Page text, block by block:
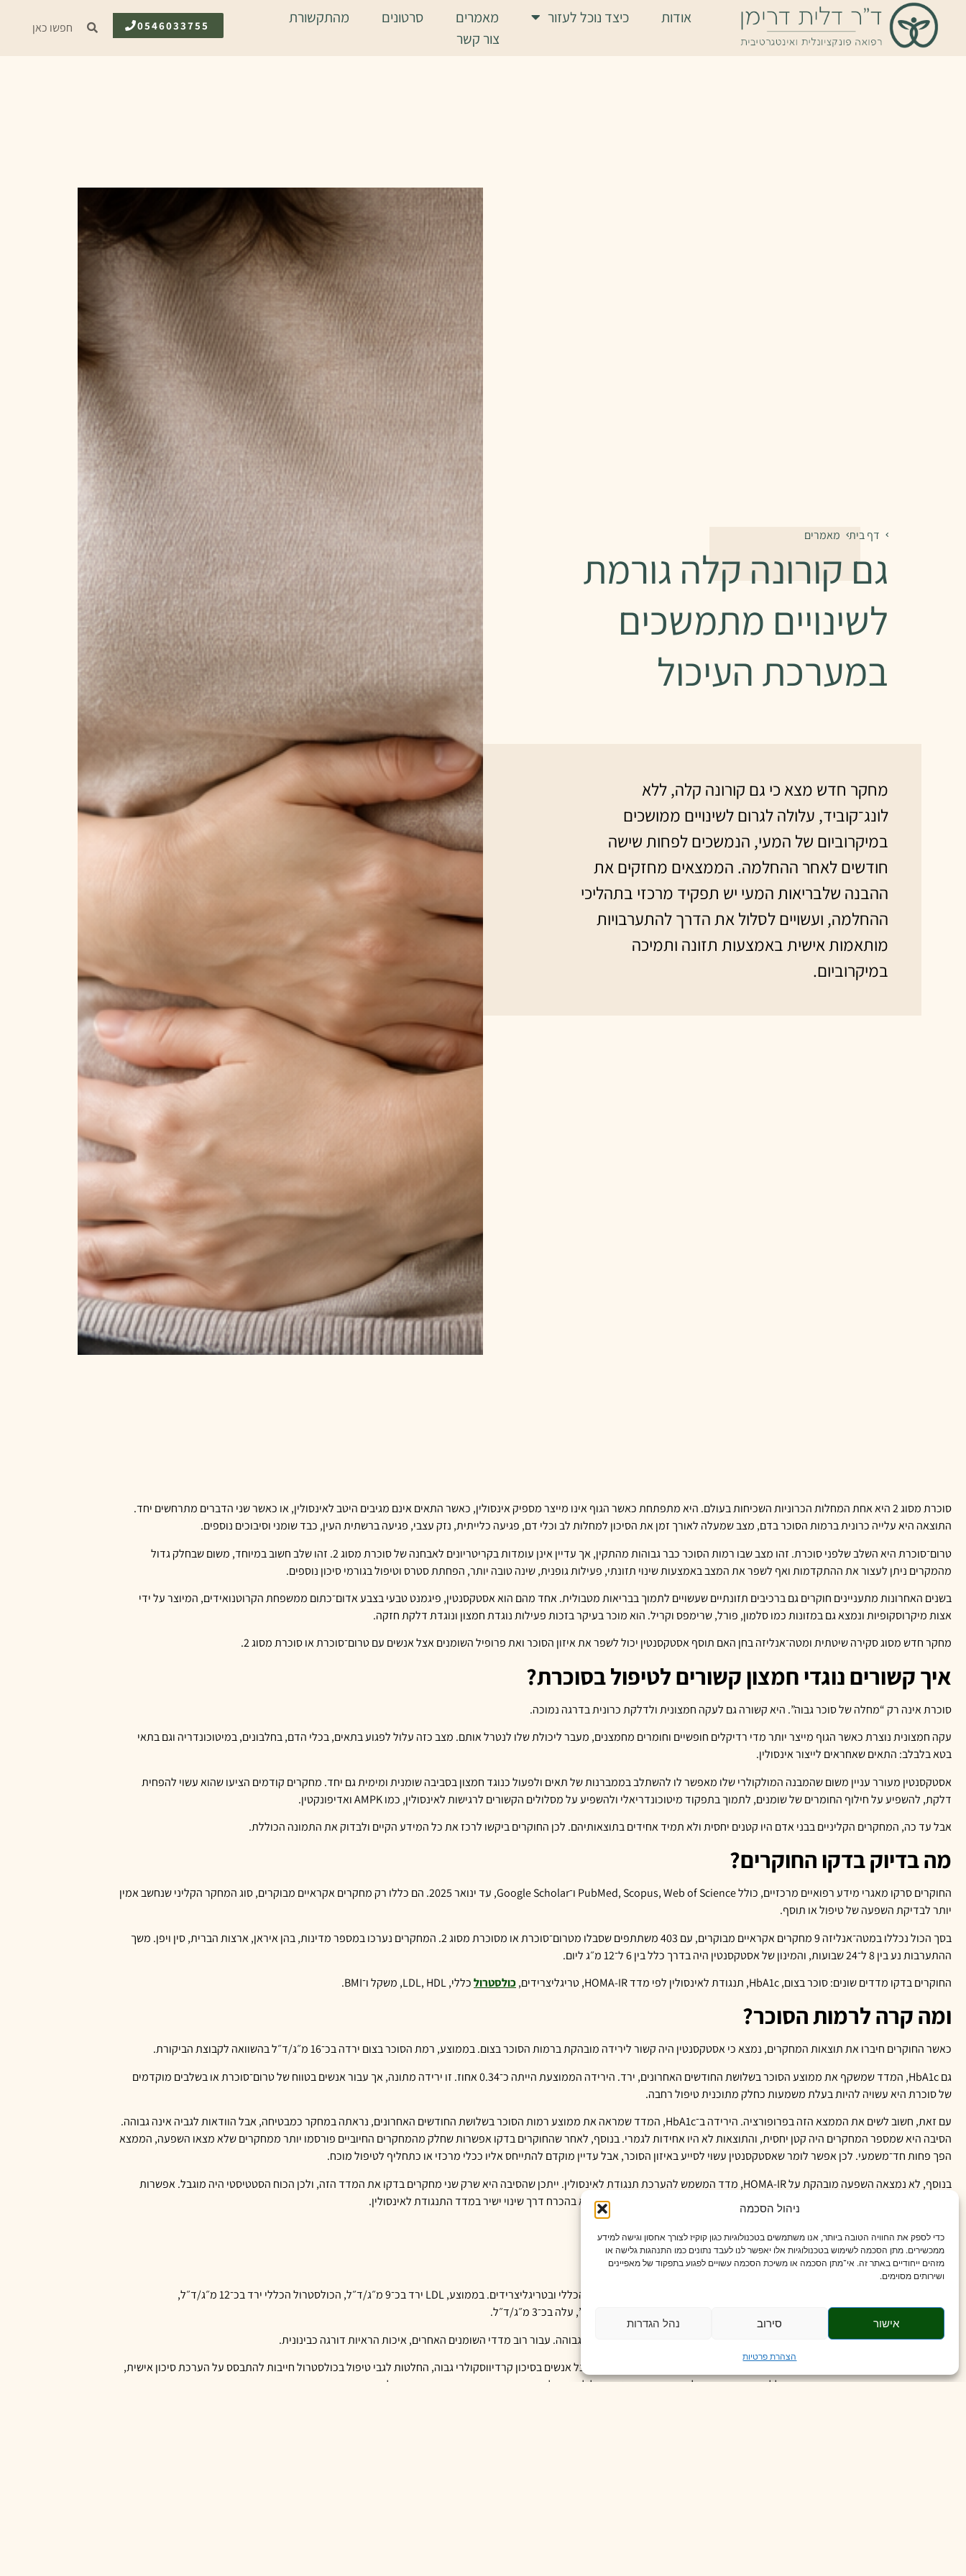
ניהול הסכמה
כדי לספק את החוויה הטובה ביותר, אנו משתמשים בטכנולוגיות כגון קוקיז לצורך אחסון וגישה למידע
ממכשירים. מתן הסכמה לשימוש בטכנולוגיות אלו יאפשר לנו לעבד נתונים כמו התנהגות גלישה או
מזהים ייחודיים באתר זה. אי־מתן הסכמה או משיכת הסכמה עשויים לפגוע בתפקוד של מאפיינים
ושירותים מסוימים.
אישור סירוב נהל הגדרות
הצהרת פרטיות
אודות כיצד נוכל לעזור מאמרים סרטונים
מהתקשורת
צור קשר
0546033755
דף בית מאמרים
גם קורונה קלה גורמת
לשינויים מתמשכים
במערכת העיכול
מחקר חדש מצא כי גם קורונה קלה, ללא
לונג־קוביד, עלולה לגרום לשינויים ממושכים
במיקרוביום של המעי, הנמשכים לפחות שישה
חודשים לאחר ההחלמה. הממצאים מחזקים את
ההבנה שלבריאות המעי יש תפקיד מרכזי בתהליכי
ההחלמה, ועשויים לסלול את הדרך להתערבויות
מותאמות אישית באמצעות תזונה ותמיכה
במיקרוביום.
סוכרת מסוג 2 היא אחת המחלות הכרוניות השכיחות בעולם. היא מתפתחת כאשר הגוף אינו מייצר מספיק אינסולין, כאשר התאים אינם מגיבים היטב לאינסולין, או כאשר שני הדברים מתרחשים יחד.
התוצאה היא עלייה כרונית ברמות הסוכר בדם, מצב שמעלה לאורך זמן את הסיכון למחלות לב וכלי דם, פגיעה כלייתית, נזק עצבי, פגיעה ברשתית העין, כבד שומני וסיבוכים נוספים.
טרום־סוכרת היא השלב שלפני סוכרת. זהו מצב שבו רמות הסוכר כבר גבוהות מהתקין, אך עדיין אינן עומדות בקריטריונים לאבחנה של סוכרת מסוג 2. זהו שלב חשוב במיוחד, משום שבחלק גדול
מהמקרים ניתן לעצור את ההתקדמות ואף לשפר את המצב באמצעות שינוי תזונתי, פעילות גופנית, שינה טובה יותר, הפחתת סטרס וטיפול בגורמי סיכון נוספים.
בשנים האחרונות מתעניינים חוקרים גם ברכיבים תזונתיים שעשויים לתמוך בבריאות מטבולית. אחד מהם הוא אסטקסנטין, פיגמנט טבעי בצבע אדום־כתום ממשפחת הקרוטנואידים, המיוצר על ידי
אצות מיקרוסקופיות ונמצא גם במזונות כמו סלמון, פורל, שרימפס וקריל. הוא מוכר בעיקר בזכות פעילות נוגדת חמצון ונוגדת דלקת חזקה.
מחקר חדש מסוג סקירה שיטתית ומטה־אנליזה בחן האם תוסף אסטקסנטין יכול לשפר את איזון הסוכר ואת פרופיל השומנים אצל אנשים עם טרום־סוכרת או סוכרת מסוג 2.
איך קשורים נוגדי חמצון קשורים לטיפול בסוכרת?
סוכרת אינה רק “מחלה של סוכר גבוה”. היא קשורה גם לעקה חמצונית ולדלקת כרונית בדרגה נמוכה.
עקה חמצונית נוצרת כאשר הגוף מייצר יותר מדי רדיקלים חופשיים וחומרים מחמצנים, מעבר ליכולת שלו לנטרל אותם. מצב כזה עלול לפגוע בתאים, בכלי הדם, בחלבונים, במיטוכונדריה וגם בתאי
בטא בלבלב: התאים שאחראים לייצור אינסולין.
אסטקסנטין מעורר עניין משום שהמבנה המולקולרי שלו מאפשר לו להשתלב בממברנות של תאים ולפעול כנוגד חמצון בסביבה שומנית ומימית גם יחד. מחקרים קודמים הציעו שהוא עשוי להפחית
דלקת, להשפיע על חילוף החומרים של שומנים, לתמוך בתפקוד מיטוכונדריאלי ולהשפיע על מסלולים הקשורים לרגישות לאינסולין, כמו AMPK ואדיפונקטין.
אבל עד כה, המחקרים הקליניים בבני אדם היו קטנים יחסית ולא תמיד אחידים בתוצאותיהם. לכן החוקרים ביקשו לרכז את כל המידע הקיים ולבדוק את התמונה הכוללת.
מה בדיוק בדקו החוקרים?
החוקרים סרקו מאגרי מידע רפואיים מרכזיים, כולל PubMed, Scopus, Web of Science ו־Google Scholar, עד ינואר 2025. הם כללו רק מחקרים אקראיים מבוקרים, סוג המחקר הקליני שנחשב אמין
יותר לבדיקת השפעה של טיפול או תוסף.
בסך הכול נכללו במטה־אנליזה 9 מחקרים אקראיים מבוקרים, עם 403 משתתפים שסבלו מטרום־סוכרת או מסוכרת מסוג 2. המחקרים נערכו במספר מדינות, בהן איראן, ארצות הברית, סין ויפן. משך
ההתערבות נע בין 8 ל־24 שבועות, והמינון של אסטקסנטין היה בדרך כלל בין 6 ל־12 מ״ג ליום.
החוקרים בדקו מדדים שונים: סוכר בצום, HbA1c, תנגודת לאינסולין לפי מדד HOMA-IR, טריגליצרידים,
כולסטרולכללי, LDL, HDL, משקל ו־BMI.
ומה קרה לרמות הסוכר?
כאשר החוקרים חיברו את תוצאות המחקרים, נמצא כי אסטקסנטין היה קשור לירידה מובהקת ברמות הסוכר בצום. בממוצע, רמת הסוכר בצום ירדה בכ־16 מ״ג/ד״ל בהשוואה לקבוצת הביקורת.
גם HbA1c, המדד שמשקף את ממוצע הסוכר בשלושת החודשים האחרונים, ירד. הירידה הממוצעת הייתה כ־0.34 אחוז. זו ירידה מתונה, אך עבור אנשים בטווח של טרום־סוכרת או בשלבים מוקדמים
של סוכרת היא עשויה להיות בעלת משמעות כחלק מתוכנית טיפול רחבה.
עם זאת, חשוב לשים את הממצא הזה בפרופורציה. הירידה ב־HbA1c, המדד שמראה את ממוצע רמות הסוכר בשלושת החודשים האחרונים, נראתה במחקר כמבטיחה, אבל הוודאות לגביה אינה גבוהה.
הסיבה היא שמספר המחקרים היה קטן יחסית, והתוצאות לא היו אחידות לגמרי. בנוסף, לאחר שהחוקרים בדקו אפשרות שחלק מהמחקרים החיוביים פורסמו יותר ממחקרים שלא מצאו השפעה, הממצא
הפך פחות חד־משמעי. לכן אפשר לומר שאסטקסנטין עשוי לסייע באיזון הסוכר, אבל עדיין מוקדם להתייחס אליו ככלי מרכזי או כתחליף לטיפול מוכח.
בנוסף, לא נמצאה השפעה מובהקת על HOMA-IR, מדד המשמש להערכת תנגודת לאינסולין. ייתכן שהסיבה היא שרק שני מחקרים בדקו את המדד הזה, ולכן הכוח הסטטיסטי היה מוגבל. אפשרות
נוספת היא שאסטקסנטין משפיע יותר דרך הפחתת עקה חמצונית ותמיכה בתאי בטא, ולא בהכרח דרך שינוי ישיר במדד התנגודת לאינסולין.
ומה לגבי כולסטרול ושומנים בדם?
כאן התוצאות היו מעניינות במיוחד.
בהשוואה לפלצבו או לקבוצת ביקורת, אסטקסנטין היה קשור לירידה ב־LDL, בכולסטרול הכללי ובטריגליצרידים. בממוצע, LDL ירד בכ־9 מ״ג/ד״ל, הכולסטרול הכללי ירד בכ־12 מ״ג/ד״ל,
והטריגליצרידים ירדו בכ־21 מ״ג/ד״ל. במקביל, HDL, המכונה לעיתים “הכולסטרול הטוב”, עלה בכ־3 מ״ג/ד״ל.
מבין כל המדדים, הראיות החזקות ביותר היו לגבי העלייה ב־HDL, שדורגה כאיכות ראיות גבוהה. עבור רוב מדדי השומנים האחרים, איכות הראיות דורגה כבינונית.
האם זה אומר שאסטקסנטין יכול להחליף טיפול תרופתי להורדת כולסטרול? ממש לא. אצל אנשים בסיכון קרדיווסקולרי גבוה, החלטות לגבי טיפול בכולסטרול חייבות להתבסס על הערכת סיכון אישית,
היסטוריה רפואית, בדיקות דם, הדמיה וכלל גורמי הסיכון. אבל ייתכן שאסטקסנטין יכול להיות חלק מתמיכה רחבה יותר בבריאות מטבולית.